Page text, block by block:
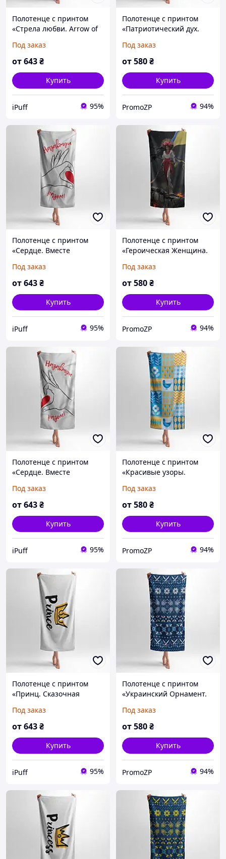
Полотенце с принтом
«Стрела любви. Arrow of
Под заказ
от643₴
Купить
iPuff 95%
Полотенце с принтом
«Патриотический дух.
Под заказ
от580₴
Купить
PromoZP 94%
Полотенце с принтом
«Сердце. Вместе
Forever 1»
Под заказ
от643₴
Купить
iPuff 95%
Полотенце с принтом
«Героическая Женщина.
Woman. Strength of
Ukraine»
Под заказ
от580₴
Купить
PromoZP 94%
Полотенце с принтом
«Сердце. Вместе
Forever 2»
Под заказ
от643₴
Купить
iPuff 95%
Полотенце с принтом
«Красивые узоры.
patterns. Ukraine»
Под заказ
от580₴
Купить
PromoZP 94%
Полотенце с принтом
«Принц. Сказочная
love»
Под заказ
от643₴
Купить
iPuff 95%
Полотенце с принтом
«Украинский Орнамент.
синий
Под заказ
от580₴
Купить
PromoZP 94%